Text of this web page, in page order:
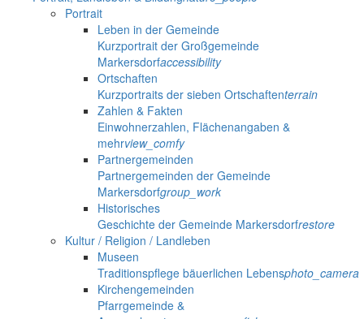
Portrait
Leben in der Gemeinde
Kurzportrait der Großgemeinde
Markersdorfaccessibility
Ortschaften
Kurzportraits der sieben Ortschaftenterrain
Zahlen & Fakten
Einwohnerzahlen, Flächenangaben &
mehrview_comfy
Partnergemeinden
Partnergemeinden der Gemeinde
Markersdorfgroup_work
Historisches
Geschichte der Gemeinde Markersdorfrestore
Kultur / Religion / Landleben
Museen
Traditionspflege bäuerlichen Lebensphoto_camera
Kirchengemeinden
Pfarrgemeinde &